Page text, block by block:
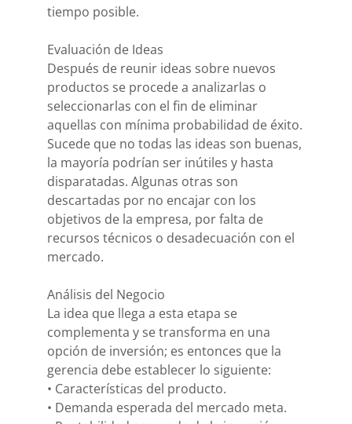
tiempo posible.
Evaluación de Ideas
Después de reunir ideas sobre nuevos
productos se procede a analizarlas o
seleccionarlas con el fin de eliminar
aquellas con mínima probabilidad de éxito.
Sucede que no todas las ideas son buenas,
la mayoría podrían ser inútiles y hasta
disparatadas. Algunas otras son
descartadas por no encajar con los
objetivos de la empresa, por falta de
recursos técnicos o desadecuación con el
mercado.
Análisis del Negocio
La idea que llega a esta etapa se
complementa y se transforma en una
opción de inversión; es entonces que la
gerencia debe establecer lo siguiente:
• Características del producto.
• Demanda esperada del mercado meta.